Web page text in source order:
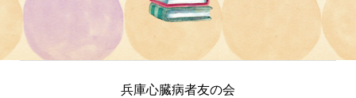
兵庫心臓病者友の会